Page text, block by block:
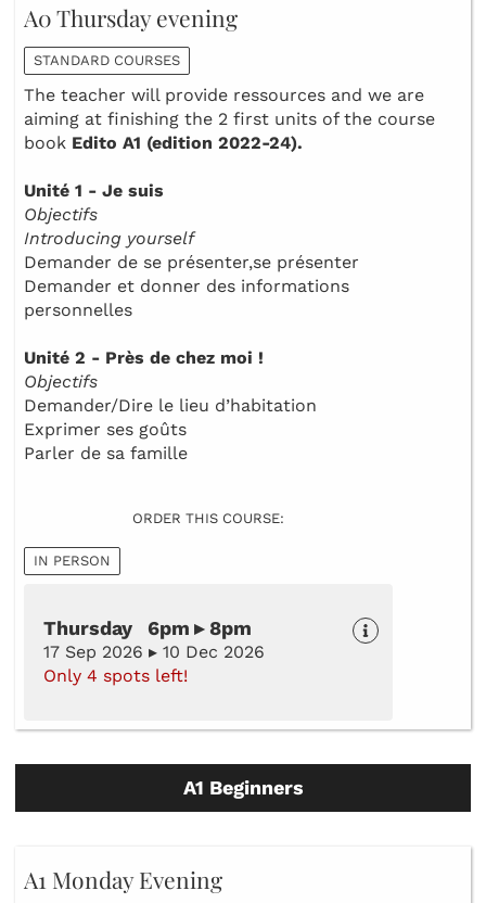
A0 Thursday evening
STANDARD COURSES
The teacher will provide ressources and we are
aiming at finishing the 2 first units of the course
book Edito A1 (edition 2022-24).
Unité 1 - Je suis
Objectifs
Introducing yourself
Demander de se présenter,se présenter
Demander et donner des informations
personnelles
Unité 2 - Près de chez moi !
Objectifs
Demander/Dire le lieu d’habitation
Exprimer ses goûts
Parler de sa famille
ORDER THIS COURSE:
IN PERSON
Thursday 6pm ▸ 8pm
17 Sep 2026 ▸ 10 Dec 2026
Only 4 spots left!
A1 Beginners
A1 Monday Evening